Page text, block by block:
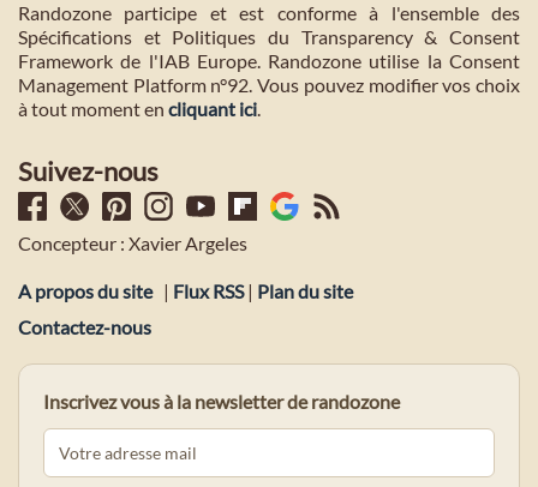
Randozone participe et est conforme à l'ensemble des
Spécifications et Politiques du Transparency & Consent
Framework de l'IAB Europe. Randozone utilise la Consent
Management Platform n°92. Vous pouvez modifier vos choix
à tout moment en cliquant ici.
Suivez-nous
Concepteur : Xavier Argeles
A propos du site | Flux RSS| Plan du site
Contactez-nous
Inscrivez vous à la newsletter de randozone